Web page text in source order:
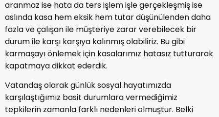
aranmaz ise hata da ters işlem işle gerçekleşmiş ise
aslında kasa hem eksik hem tutar düşünülenden daha
fazla ve çalışan ile müşteriye zarar verebilecek bir
durum ile karşı karşıya kalınmış olabiliriz. Bu gibi
karmaşayı önlemek için kasalarımız hatasız tutturarak
kapatmaya dikkat ederdik.
Vatandaş olarak günlük sosyal hayatımızda
karşılaştığımız basit durumlara vermediğimiz
tepkilerin zamanla farklı nedenleri olmuştur. Belki